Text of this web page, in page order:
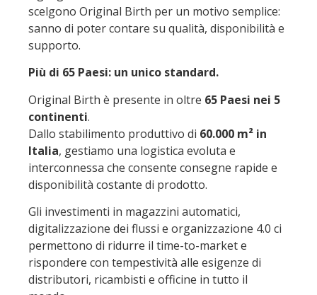
scelgono Original Birth per un motivo semplice:
sanno di poter contare su qualità, disponibilità e
supporto.
Più di 65 Paesi: un unico standard.
Original Birth è presente in oltre 65 Paesi nei 5
continenti.
Dallo stabilimento produttivo di 60.000 m² in
Italia, gestiamo una logistica evoluta e
interconnessa che consente consegne rapide e
disponibilità costante di prodotto.
Gli investimenti in magazzini automatici,
digitalizzazione dei flussi e organizzazione 4.0 ci
permettono di ridurre il time-to-market e
rispondere con tempestività alle esigenze di
distributori, ricambisti e officine in tutto il